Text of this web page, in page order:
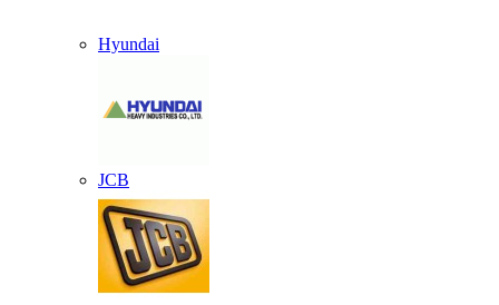
Hyundai
JCB